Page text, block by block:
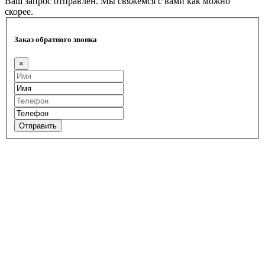
скорее.
Заказ обратного звонка
×
Отправить